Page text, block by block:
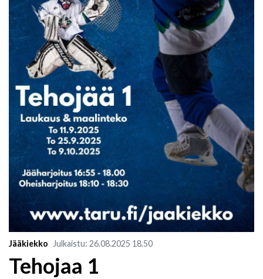
Jääkiekko Julkaistu: 26.08.2025 18.50
Tehojaa 1